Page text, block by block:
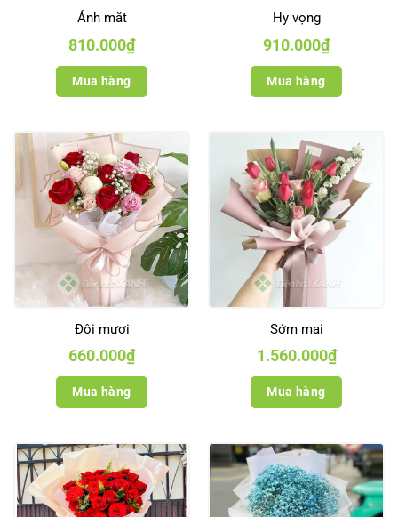
Ánh mắt
810.000₫
Mua hàng
Hy vọng
910.000₫
Mua hàng
Đôi mươi
660.000₫
Mua hàng
Sớm mai
1.560.000₫
Mua hàng